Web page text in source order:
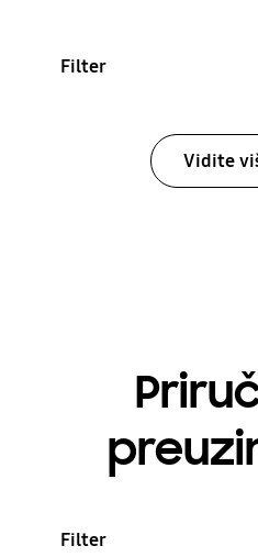
Filter
Vidite
Filter